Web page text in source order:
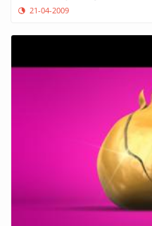
21-04-2009